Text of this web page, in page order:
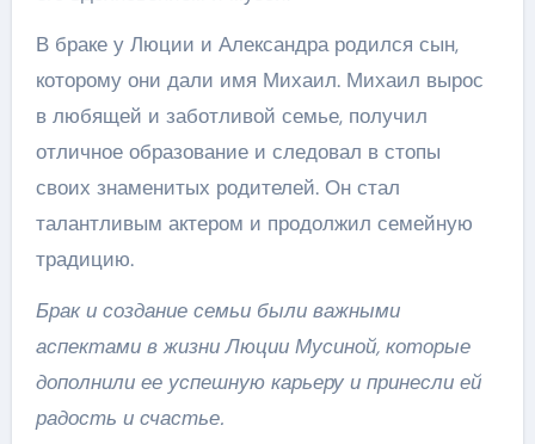
В браке у Люции и Александра родился сын,
которому они дали имя Михаил. Михаил вырос
в любящей и заботливой семье, получил
отличное образование и следовал в стопы
своих знаменитых родителей. Он стал
талантливым актером и продолжил семейную
традицию.
Брак и создание семьи были важными
аспектами в жизни Люции Мусиной, которые
дополнили ее успешную карьеру и принесли ей
радость и счастье.